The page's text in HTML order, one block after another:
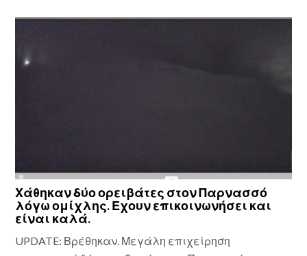
Χάθηκαν δύο ορειβάτες στον Παρνασσό
λόγω ομίχλης. Εχουν επικοινωνήσει και
είναι καλά.
UPDATE: Βρέθηκαν. Μεγάλη επιχείρηση